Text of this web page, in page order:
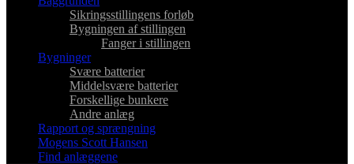
Sikringsstillingens forløb
Bygningen af stillingen
Fanger i stillingen
Bygninger
Svære batterier
Middelsvære batterier
Forskellige bunkere
Andre anlæg
Rapport og sprængning
Mogens Scott Hansen
Find anlæggene